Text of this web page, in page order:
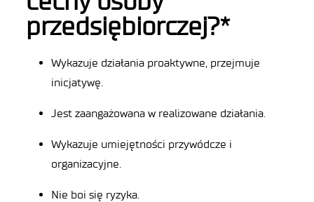
przedsiębiorczej?*
Wykazuje działania proaktywne, przejmuje
inicjatywę.
Jest zaangażowana w realizowane działania.
Wykazuje umiejętności przywódcze i
organizacyjne.
Nie boi się ryzyka.